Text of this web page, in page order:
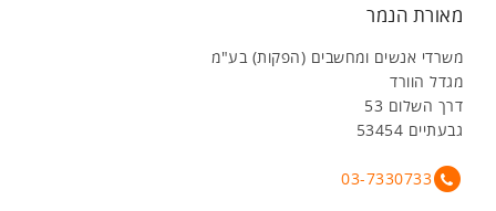
מאורת הנמר
משרדי אנשים ומחשבים (הפקות) בע"מ
מגדל הוורד
דרך השלום 53
גבעתיים 53454
03-7330733